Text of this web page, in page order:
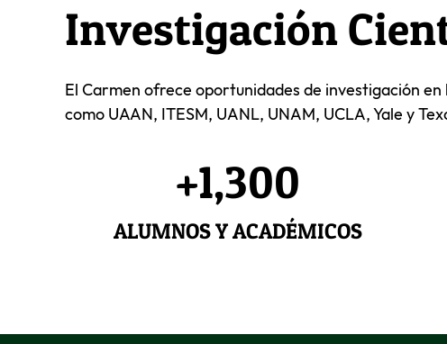
Investigación
El Carmen ofrece oportunidades de investigación
como UAAN, ITESM, UANL, UNAM, UCLA, Yale y
+1,300
ALUMNOS Y ACADÉMICOS